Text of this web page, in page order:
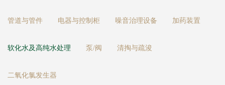
管道与管件 电器与控制柜 噪音治理设备 加药装置
软化水及高纯水处理 泵/阀 清掏与疏浚
二氧化氯发生器